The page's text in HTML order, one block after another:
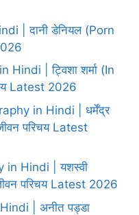
| दानी डेनियल (Porn
| ट्विशा शर्मा (In
Latest 2026
in Hindi | धर्मेंद्र
परिचय Latest
in Hindi | यशस्वी
परिचय Latest 2026
| अनीत पड्डा